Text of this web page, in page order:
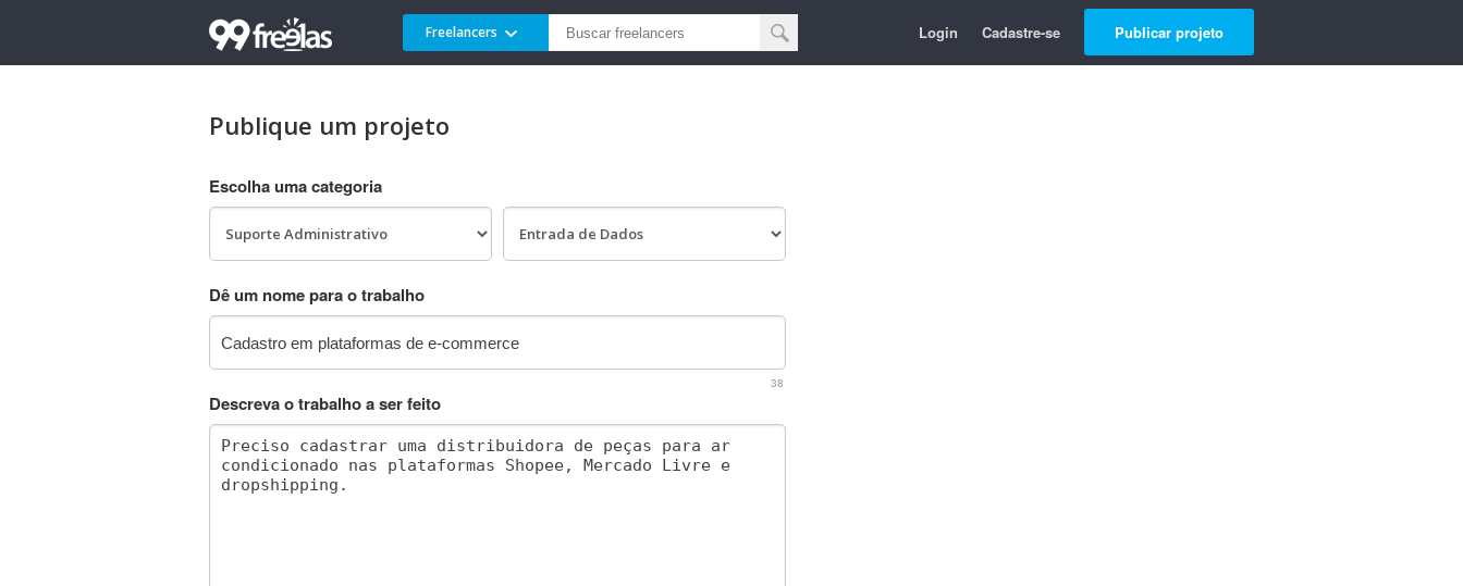
Freelancers Login Cadastre-se Publicar projeto
Publique um projeto
Escolha uma categoria
Dê um nome para o trabalho
38
Descreva o trabalho a ser feito